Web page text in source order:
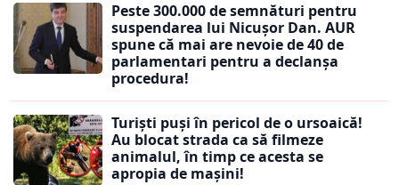
Peste 300.000 de semnături pentru
suspendarea lui Nicușor Dan. AUR
spune că mai are nevoie de 40 de
parlamentari pentru a declanșa
procedura!
Turiști puși în pericol de o ursoaică!
Au blocat strada ca să filmeze
animalul, în timp ce acesta se
apropia de mașini!